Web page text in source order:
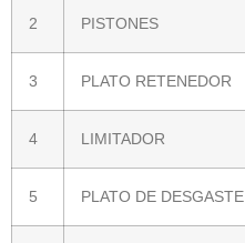
2 PISTONES
3 PLATO RETENEDOR
4 LIMITADOR
5 PLATO DE DESGASTE